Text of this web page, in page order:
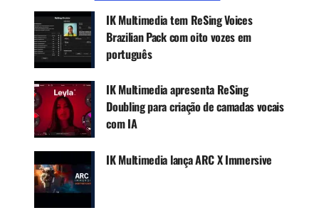
nuances de vozes reais obtidas sob acordos
éticos, gerando performances ultranaturais que
podem ser integradas a qualquer projeto.
CONTINUE ACOMPANHANDO
Receba novas matérias do Música & Mercado no
WhatsApp e no Google News.
Canal WhatsApp
IK Multimedia tem ReSing Voices
Brazilian Pack com oito vozes em
português
IK Multimedia apresenta ReSing
Doubling para criação de camadas vocais
com IA
IK Multimedia lança ARC X Immersive